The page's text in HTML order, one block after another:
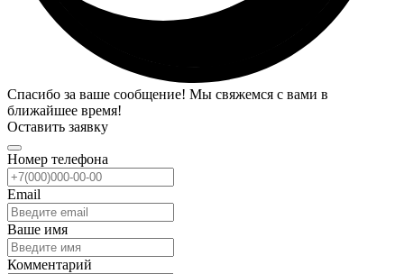
Спасибо за ваше сообщение! Мы свяжемся с вами в
ближайшее время!
Оставить заявку
Номер телефона
Email
Ваше имя
Комментарий